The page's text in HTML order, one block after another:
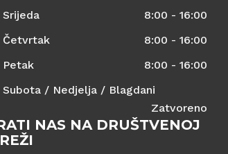
Srijeda
8:00 - 16:00
Četvrtak
8:00 - 16:00
Petak
8:00 - 16:00
Subota / Nedjelja / Blagdani
Zatvoreno
NAS NA DRUŠTVENOJ